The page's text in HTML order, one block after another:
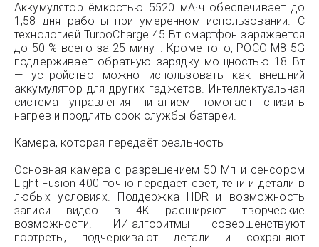
Аккумулятор ёмкостью 5520 мА·ч обеспечивает до
1,58 дня работы при умеренном использовании. С
технологией TurboCharge 45 Вт смартфон заряжается
до 50 % всего за 25 минут. Кроме того, POCO M8 5G
поддерживает обратную зарядку мощностью 18 Вт
— устройство можно использовать как внешний
аккумулятор для других гаджетов. Интеллектуальная
система управления питанием помогает снизить
нагрев и продлить срок службы батареи.
Камера, которая передаёт реальность
Основная камера с разрешением 50 Мп и сенсором
Light Fusion 400 точно передаёт свет, тени и детали в
любых условиях. Поддержка HDR и возможность
записи видео в 4K расширяют творческие
возможности. ИИ-алгоритмы совершенствуют
портреты, подчёркивают детали и сохраняют